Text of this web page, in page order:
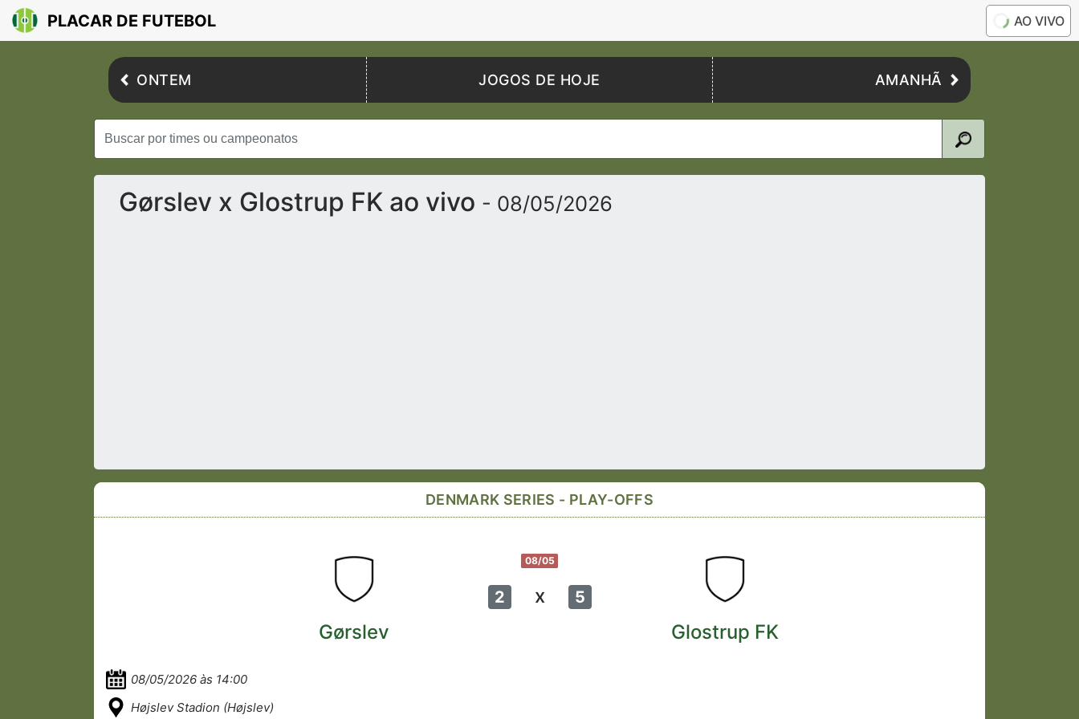
PLACAR DE FUTEBOL AO VIVO
ONTEM JOGOS DE HOJE AMANHÃ
Gørslev x Glostrup FK ao vivo - 08/05/2026
DENMARK SERIES - PLAY-OFFS
08/05
2 x 5
Gørslev Glostrup FK
08/05/2026 às 14:00
Højslev Stadion (Højslev)